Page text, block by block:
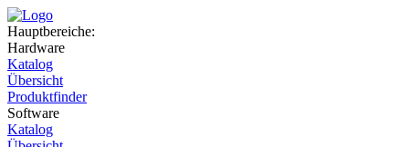
Hauptbereiche:
Hardware
Katalog
Übersicht
Produktfinder
Software
Katalog